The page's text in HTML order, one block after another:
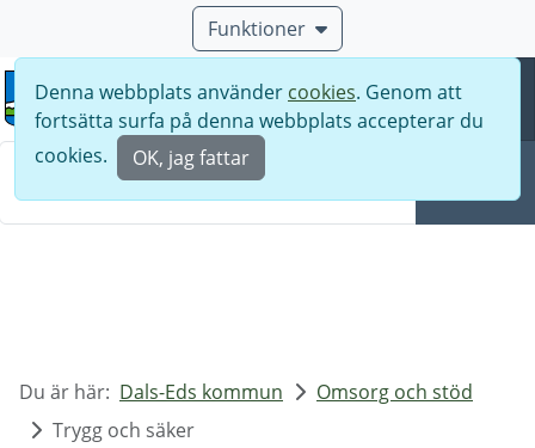
Funktioner
Meny
Denna webbplats använder cookies. Genom att
fortsätta surfa på denna webbplats accepterar du
cookies.
OK, jag fattar
Du är här: Dals-Eds kommun
Omsorg och stöd
Trygg och säker